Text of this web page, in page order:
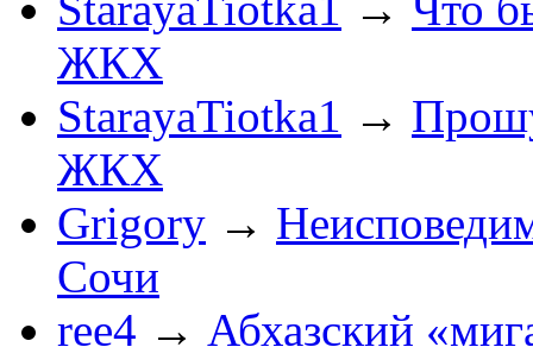
ЖКХ
StarayaTiotka1 →
ЖКХ
Grigory →
Сочи
ree4 → Абхазский